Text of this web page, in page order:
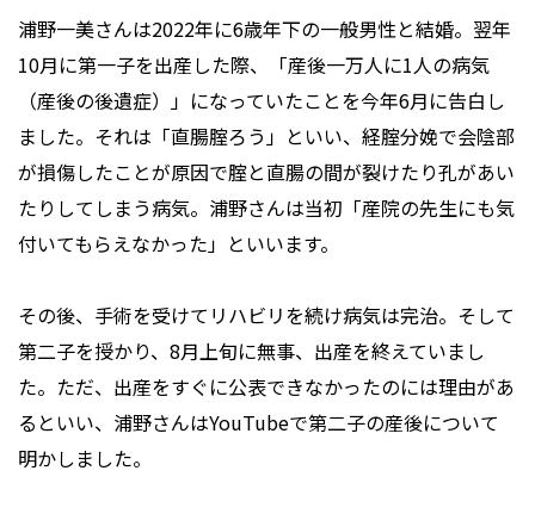
浦野一美さんは2022年に6歳年下の一般男性と結婚。翌年
10月に第一子を出産した際、「産後一万人に1人の病気
（産後の後遺症）」になっていたことを今年6月に告白し
ました。それは「直腸腟ろう」といい、経腟分娩で会陰部
が損傷したことが原因で腟と直腸の間が裂けたり孔があい
たりしてしまう病気。浦野さんは当初「産院の先生にも気
付いてもらえなかった」といいます。
その後、手術を受けてリハビリを続け病気は完治。そして
第二子を授かり、8月上旬に無事、出産を終えていまし
た。ただ、出産をすぐに公表できなかったのには理由があ
るといい、浦野さんはYouTubeで第二子の産後について
明かしました。